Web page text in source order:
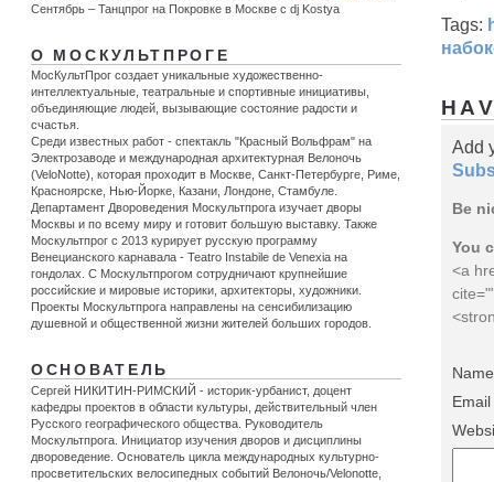
Tags:
Add
Be
You
<a
Сентябрь – Танцпрог на Покровке в Москве с dj Kostya
О МОСКУЛЬТПРОГЕ
МосКультПрог создает уникальные художественно-
интеллектуальные, театральные и спортивные инициативы,
объединяющие людей, вызывающие состояние радости и
счастья.
Среди известных работ - спектакль "Красный Вольфрам" на
Электрозаводе и международная архитектурная Велоночь
(VeloNotte), которая проходит в Москве, Санкт-Петербурге, Риме,
Красноярске, Нью-Йорке, Казани, Лондоне, Стамбуле.
Департамент Двороведения Москультпрога изучает дворы
Москвы и по всему миру и готовит большую выставку. Также
Москультпрог с 2013 курирует русскую программу
Венецианского карнавала - Teatro Instabile de Venexia на
гондолах. С Москультпрогом сотрудничают крупнейшие
российские и мировые историки, архитекторы, художники.
Проекты Москультпрога направлены на сенсибилизацию
душевной и общественной жизни жителей больших городов.
ОСНОВАТЕЛЬ
Сергей НИКИТИН-РИМСКИЙ - историк-урбанист, доцент
кафедры проектов в области культуры, действительный член
Русского географического общества. Руководитель
Москультпрога. Инициатор изучения дворов и дисциплины
двороведение. Основатель цикла международных культурно-
просветительских велосипедных событий Велоночь/Velonotte,